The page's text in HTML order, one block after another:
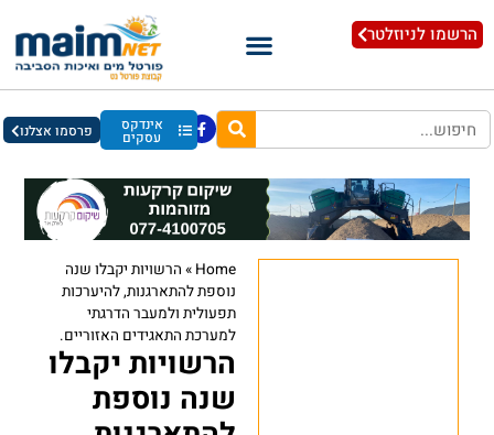
הרשמו לניוזלטר
אינדקס
עסקים פרסמו אצלנו
Home
» הרשויות יקבלו שנה
נוספת להתארגנות, להיערכות
תפעולית ולמעבר הדרגתי
למערכת התאגידים האזוריים.
הרשויות יקבלו
שנה נוספת